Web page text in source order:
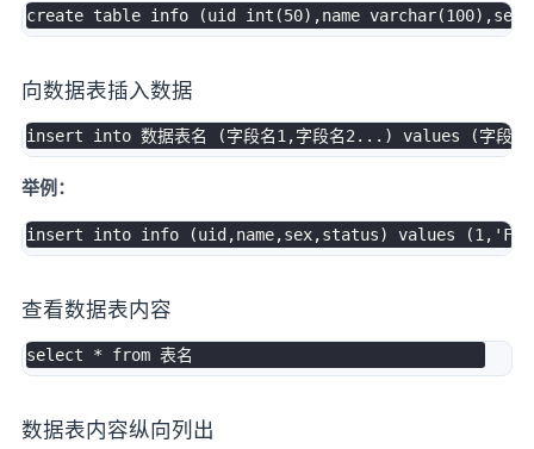
create table info (uid int (50) ,name varchar(100) ,sex
向数据表插入数据
insert into 数据表名 (字段名1,字段名2. . . ) values (字段值
举例：
insert into info (uid ,name,sex,status) values (1,
查看数据表内容
select * from
数据表内容纵向列出